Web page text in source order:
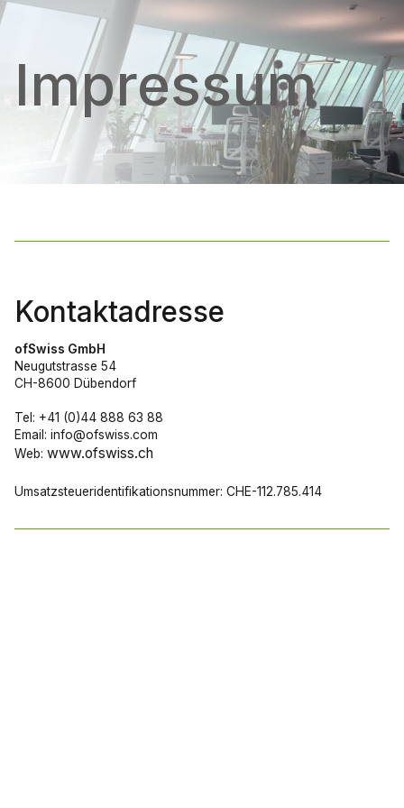
Impressum
Kontaktadresse
ofSwiss GmbH
Neugutstrasse 54
CH-8600 Dübendorf
Tel: +41 (0)44 888 63 88
Email: info@ofswiss.com
Web: www.ofswiss.ch
Umsatzsteueridentifikationsnummer: CHE-112.785.414